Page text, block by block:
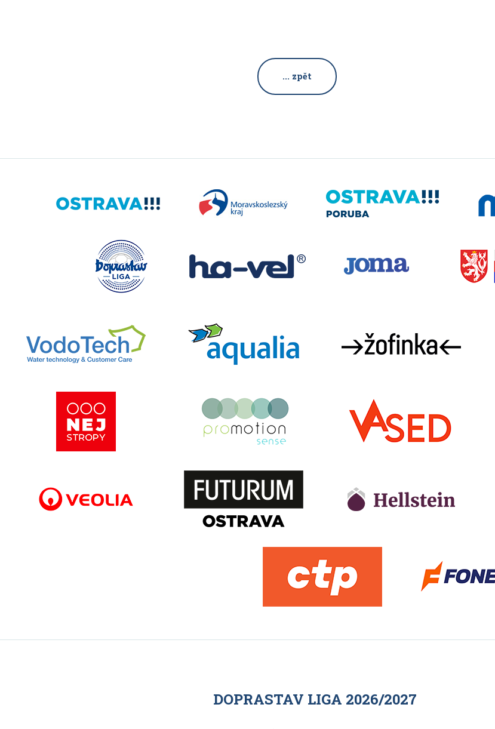
... zpět
DOPRASTAV LIGA 2026/2027